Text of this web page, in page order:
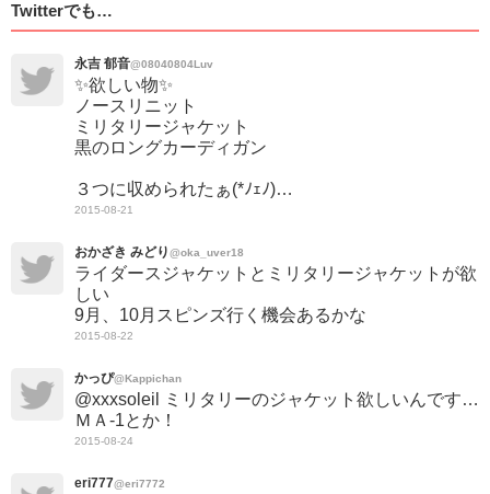
Twitterでも…
永吉 郁音@08040804Luv
✨欲しい物✨
ノースリニット
ミリタリージャケット
黒のロングカーディガン
３つに収められたぁ(*ﾉｪﾉ)…
2015-08-21
おかざき みどり@oka_uver18
ライダースジャケットとミリタリージャケットが欲
しい
9月、10月スピンズ行く機会あるかな
2015-08-22
かっぴ@Kappichan
@xxxsoleil ミリタリーのジャケット欲しいんです…
ＭＡ-1とか！
2015-08-24
eri777@eri7772